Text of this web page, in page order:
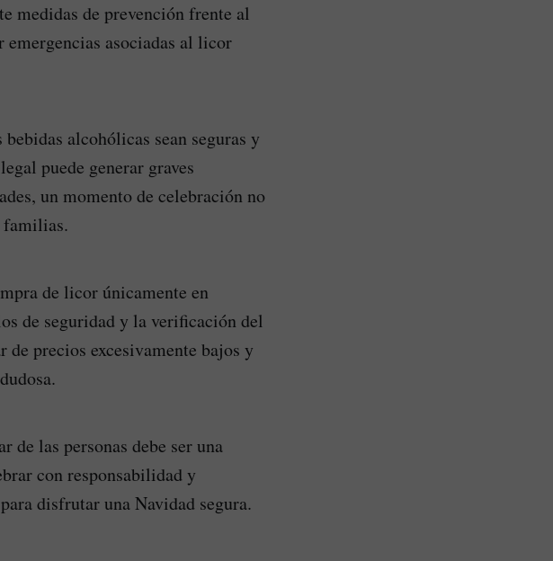
medidas de prevención frente al
asociadas al licor
alcohólicas sean seguras y
puede generar graves
un momento de celebración no
familias.
de licor únicamente en
de seguridad y la verificación del
de precios excesivamente bajos y
de las personas debe ser una
con responsabilidad y
disfrutar una Navidad segura.